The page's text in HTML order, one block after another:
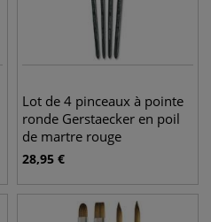
Lot de 4 pinceaux à pointe
ronde Gerstaecker en poil
de martre rouge
28,95 €